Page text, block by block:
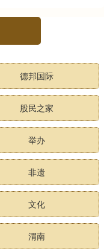
德邦国际
股民之家
举办
非遗
文化
渭南